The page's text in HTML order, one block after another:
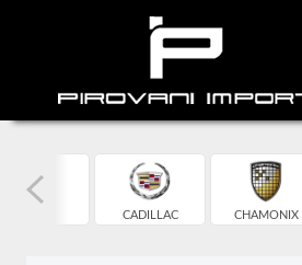
CADILLAC CHAMONIX